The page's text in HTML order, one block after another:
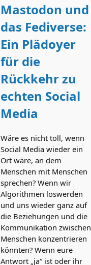
Mastodon und
das Fediverse:
Ein Plädoyer
für die
Rückkehr zu
echten Social
Media
Wäre es nicht toll, wenn
Social Media wieder ein
Ort wäre, an dem
Menschen mit Menschen
sprechen? Wenn wir
Algorithmen loswerden
und uns wieder ganz auf
die Beziehungen und die
Kommunikation zwischen
Menschen konzentrieren
könnten? Wenn eure
Antwort „ja“ ist oder ihr